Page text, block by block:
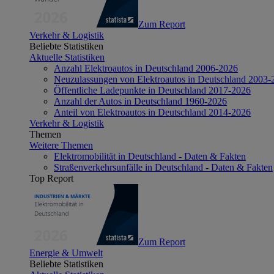
Zum Report
Verkehr & Logistik
Beliebte Statistiken
Aktuelle Statistiken
Anzahl Elektroautos in Deutschland 2006-2026
Neuzulassungen von Elektroautos in Deutschland 2003-
Öffentliche Ladepunkte in Deutschland 2017-2026
Anzahl der Autos in Deutschland 1960-2026
Anteil von Elektroautos in Deutschland 2014-2026
Verkehr & Logistik
Themen
Weitere Themen
Elektromobilität in Deutschland - Daten & Fakten
Straßenverkehrsunfälle in Deutschland - Daten & Fakten
Top Report
Zum Report
Energie & Umwelt
Beliebte Statistiken